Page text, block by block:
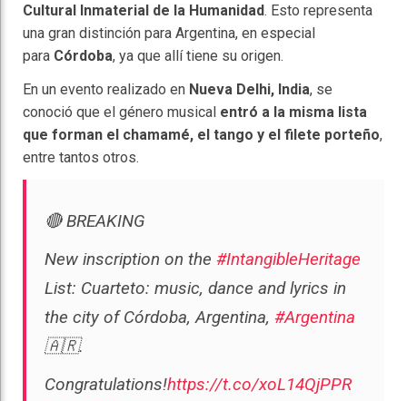
Cultural Inmaterial de la Humanidad. Esto representa
una gran distinción para Argentina, en especial
para Córdoba, ya que allí tiene su origen.
En un evento realizado en Nueva Delhi, India, se
conoció que el género musical entró a la misma lista
que forman el chamamé, el tango y el filete porteño,
entre tantos otros.
🔴 BREAKING
New inscription on the #IntangibleHeritage
List: Cuarteto: music, dance and lyrics in
the city of Córdoba, Argentina, #Argentina
🇦🇷.
Congratulations!https://t.co/xoL14QjPPR